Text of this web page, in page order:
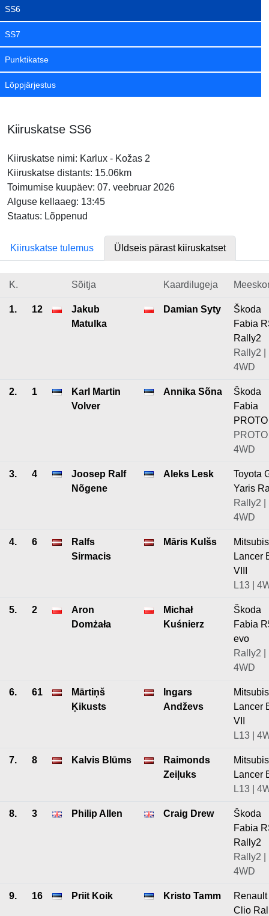
SS6
SS7
Punktikatse
Lõppjärjestus
Kiiruskatse SS6
Kiiruskatse nimi: Karlux - Kožas 2
Kiiruskatse distants: 15.06km
Toimumise kuupäev: 07. veebruar 2026
Alguse kellaaeg: 13:45
Staatus: Lõppenud
Kiiruskatse tulemus Üldseis pärast kiiruskatset
K. Sõitja Kaardilugeja
1. 12
Jakub
Matulka
Damian Syty
Škoda
Fabia
Rally2
Rally2 |
4WD
2. 1
Karl Martin
Volver
Annika Sõna
Škoda
Fabia
PROTO
4WD
3. 4
Joosep Ralf
Nõgene
Aleks Lesk
Toyota
Yaris
Rally2 |
4WD
4. 6
Ralfs
Sirmacis
Māris Kulšs
Lancer
VIII
L13 |
5. 2
Aron
Domżała
Michał
Kuśnierz
Škoda
Fabia
evo
Rally2 |
4WD
6. 61
Mārtiņš
Ķikusts
Ingars
Andževs
Lancer
VII
L13 |
7. 8 Kalvis Blūms
Raimonds
Zeiļuks
Lancer
L13 |
8. 3 Philip Allen Craig Drew
Škoda
Fabia
Rally2
Rally2 |
4WD
9. 16 Priit Koik Kristo Tamm
Renault
Clio